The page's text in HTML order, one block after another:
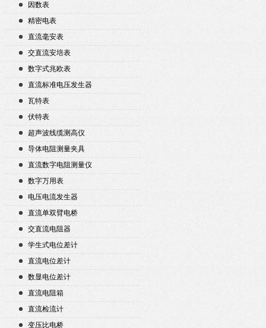
因数表
精密电表
直流毫安表
交直流安培表
数字式兆欧表
直流标准电压发生器
瓦特表
伏特表
超声波线缆测高仪
导体电阻测量夹具
直流数字电阻测量仪
数字万用表
电压电流发生器
直流单双臂电桥
交直流电阻器
学生式电位差计
直流电位差计
数显电位差计
直流电阻箱
直流检流计
变压比电桥